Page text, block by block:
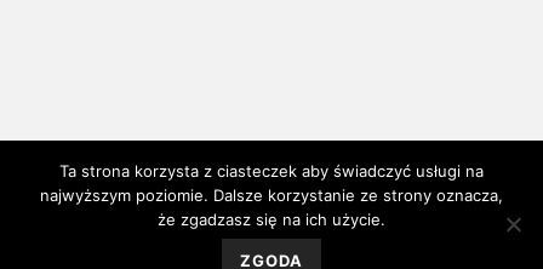
Ta strona korzysta z ciasteczek aby świadczyć usługi na
najwyższym poziomie. Dalsze korzystanie ze strony oznacza,
że zgadzasz się na ich użycie.
ZGODA